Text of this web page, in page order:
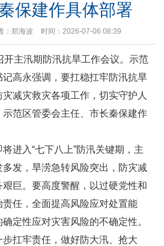
保建作具体部署
：郑海波 时间：2026-07-06 08:39
开主汛期防汛抗旱工作会议。示范
高永强调，要扛稳扛牢防汛抗旱
减灾救灾各项工作，切实守护人
范区管委会主任、市长秦保建作
进入“七下八上”防汛关键期，主
发，旱涝急转风险突出，防灾减
巨。要高度警醒，以过硬党性和
任，全面提高风险应对处置能
定性应对灾害风险的不确定性。
扛牢责任，做好防大汛、抢大